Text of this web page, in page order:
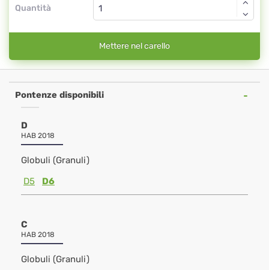
Quantità
Mettere nel carello
Pontenze disponibili
D
HAB 2018
Globuli (Granuli)
D5
D6
C
HAB 2018
Globuli (Granuli)